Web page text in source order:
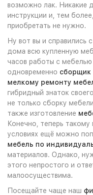
возможно лак. Никакие
инструкции и, тем
приобретать не нужно.
Ну вот вы и справились
дома всю купленную
часов работы с
одновременно сборщик
мелкому ремонту
гибридный знаток
не только сборку
также изготовление
Конечно, теперь
условиях ещё можно
мебель по
материалов. Однако,
этого непростого и
малоосуществима.
Посещайте чаще наш